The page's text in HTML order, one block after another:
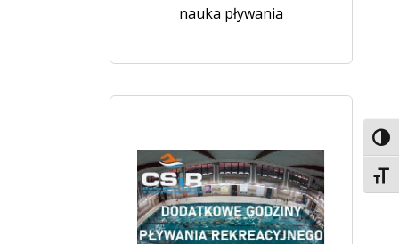
nauka pływania